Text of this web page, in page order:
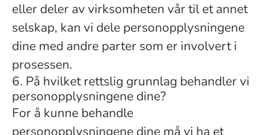
eller deler av virksomheten vår til et annet
selskap, kan vi dele personopplysningene
dine med andre parter som er involvert i
prosessen.
6. På hvilket rettslig grunnlag behandler vi
personopplysningene dine?
For å kunne behandle
personopplysningene dine må vi ha et